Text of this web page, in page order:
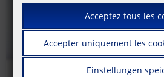
Acceptez tous les
Accepter uniquement les
Einstellungen